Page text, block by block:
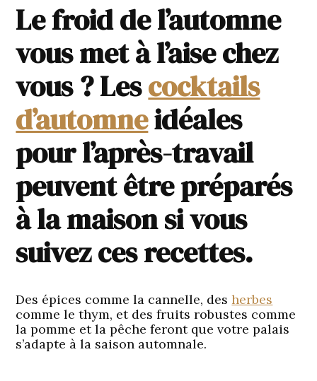
Le froid de l’automne
vous met à l’aise chez
vous ? Lescocktails
d’automneidéales
pour l’après-travail
peuvent être préparés
à la maison si vous
suivez ces recettes.
Des épices comme la cannelle, desherbes
comme le thym, et des fruits robustes comme
la pomme et la pêche feront que votre palais
s’adapte à la saison automnale.